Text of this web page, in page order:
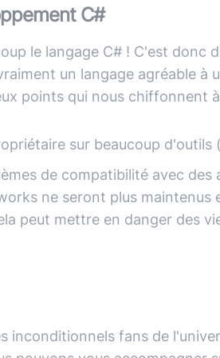
C#
le langage C# ! C'est donc
un langage agréable à
points qui nous chiffonnent
sur beaucoup d'outils
de compatibilité avec des
ne seront plus maintenus
peut mettre en danger des
inconditionnels fans de